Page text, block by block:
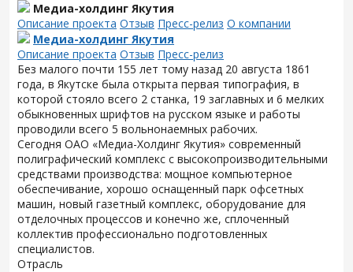
Медиа-холдинг Якутия
Описание проекта Отзыв Пресс-релиз О компании
Медиа-холдинг Якутия
Описание проекта Отзыв Пресс-релиз
Без малого почти 155 лет тому назад 20 августа 1861
года, в Якутске была открыта первая типография, в
которой стояло всего 2 станка, 19 заглавных и 6 мелких
обыкновенных шрифтов на русском языке и работы
проводили всего 5 вольнонаемных рабочих.
Сегодня ОАО «Медиа-Холдинг Якутия» современный
полиграфический комплекс с высокопроизводительными
средствами производства: мощное компьютерное
обеспечивание, хорошо оснащенный парк офсетных
машин, новый газетный комплекс, оборудование для
отделочных процессов и конечно же, сплоченный
коллектив профессионально подготовленных
специалистов.
Отрасль